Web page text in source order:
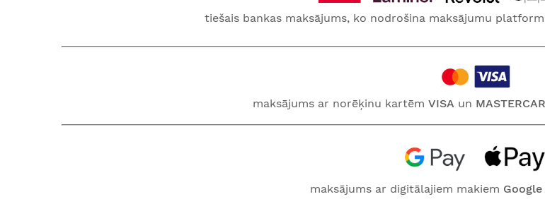
tiešais bankas maksājums, ko nodrošina maksājumu
maksājums ar norēķinu kartēm VISA un
maksājums ar digitālajiem makiem Google